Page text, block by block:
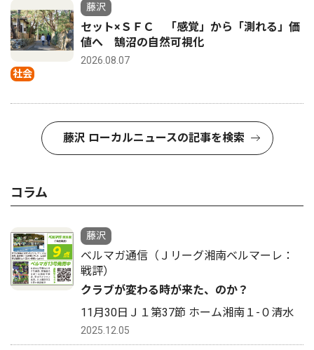
社会
藤沢
セット×ＳＦＣ 「感覚」から「測れる」価
値へ 鵠沼の自然可視化
2026.08.07
藤沢 ローカルニュースの記事を検索
コラム
藤沢
ベルマガ通信（Ｊリーグ湘南ベルマーレ：
戦評）
クラブが変わる時が来た、のか？
11月30日Ｊ１第37節 ホーム湘南１-０清水
2025.12.05